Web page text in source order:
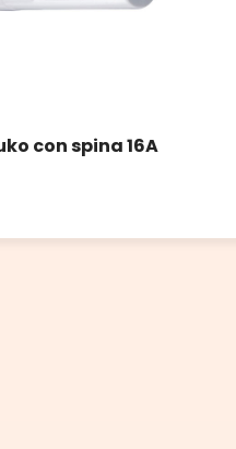
con spina 16A